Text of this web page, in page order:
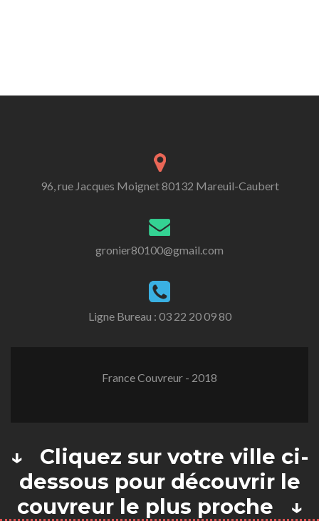
96, rue Jacques Moignet 80132 Mareuil-Caubert
gronier80100@gmail.com
Ligne Bureau : 03 22 20 09 80
France Couvreur - 2018
↓ Cliquez sur votre ville ci-
dessous pour découvrir le
couvreur le plus proche ↓